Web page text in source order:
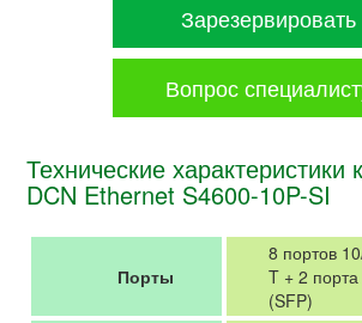
Зарезервировать
Вопрос
Технические характеристики
DCN Ethernet S4600-10P-SI
Порты
8 портов
T + 2
(SFP)